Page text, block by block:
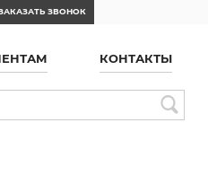
ЗВОНОК
КОНТАКТЫ